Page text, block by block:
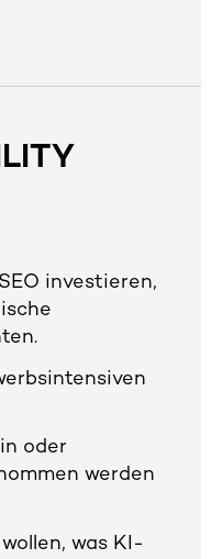
investieren,
oder
werden
was KI-